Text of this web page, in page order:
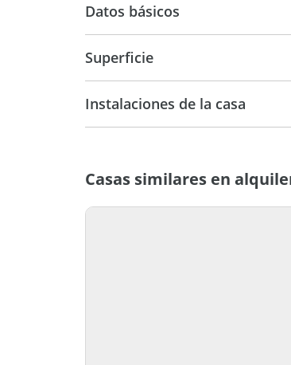
Datos básicos
Superficie
Instalaciones de la casa
Casas similares en